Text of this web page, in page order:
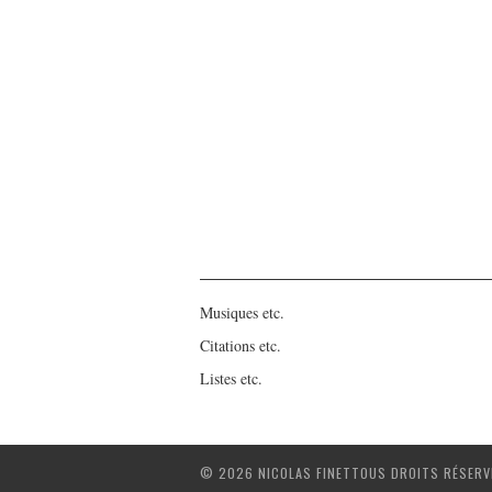
Musiques etc.
Citations etc.
Listes etc.
© 2026 NICOLAS FINETTOUS DROITS